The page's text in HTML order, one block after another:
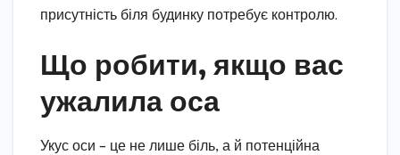
присутність біля будинку потребує контролю.
Що робити, якщо вас
ужалила оса
Укус оси – це не лише біль, а й потенційна